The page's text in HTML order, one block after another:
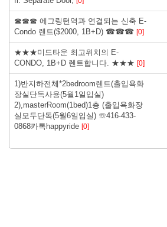
☎☎☎ 에그링턴역과 연결되는 신축 E-
Condo 렌트($2000, 1B+D) ☎☎☎ [0]
★★★미드타운 최고위치의 E-
CONDO, 1B+D 렌트합니다. ★★★ [0]
1)반지하전체*2bedroom렌트(출입욕화
장실단독사용(5월1일입실)
2),masterRoom(1bed)1층 (출입욕화장
실모두단독(5월6일입실) ☏416-433-
0868카톡happyride [0]